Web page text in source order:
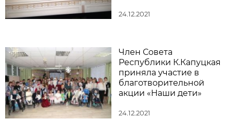
24.12.2021
Член Совета
Республики К.Капуцкая
приняла участие в
благотворительной
акции «Наши дети»
24.12.2021